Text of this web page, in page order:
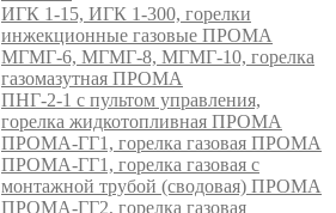
ИГК 1-15, ИГК 1-300, горелки
инжекционные газовые ПРОМА
МГМГ-6, МГМГ-8, МГМГ-10, горелка
газомазутная ПРОМА
ПНГ-2-1 с пультом управления,
горелка жидкотопливная ПРОМА
ПРОМА-ГГ1, горелка газовая ПРОМА
ПРОМА-ГГ1, горелка газовая с
монтажной трубой (сводовая) ПРОМА
ПРОМА-ГГ2, горелка газовая